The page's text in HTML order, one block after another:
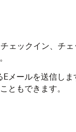
ェックイン、チ
メールを送信し
ともできます。